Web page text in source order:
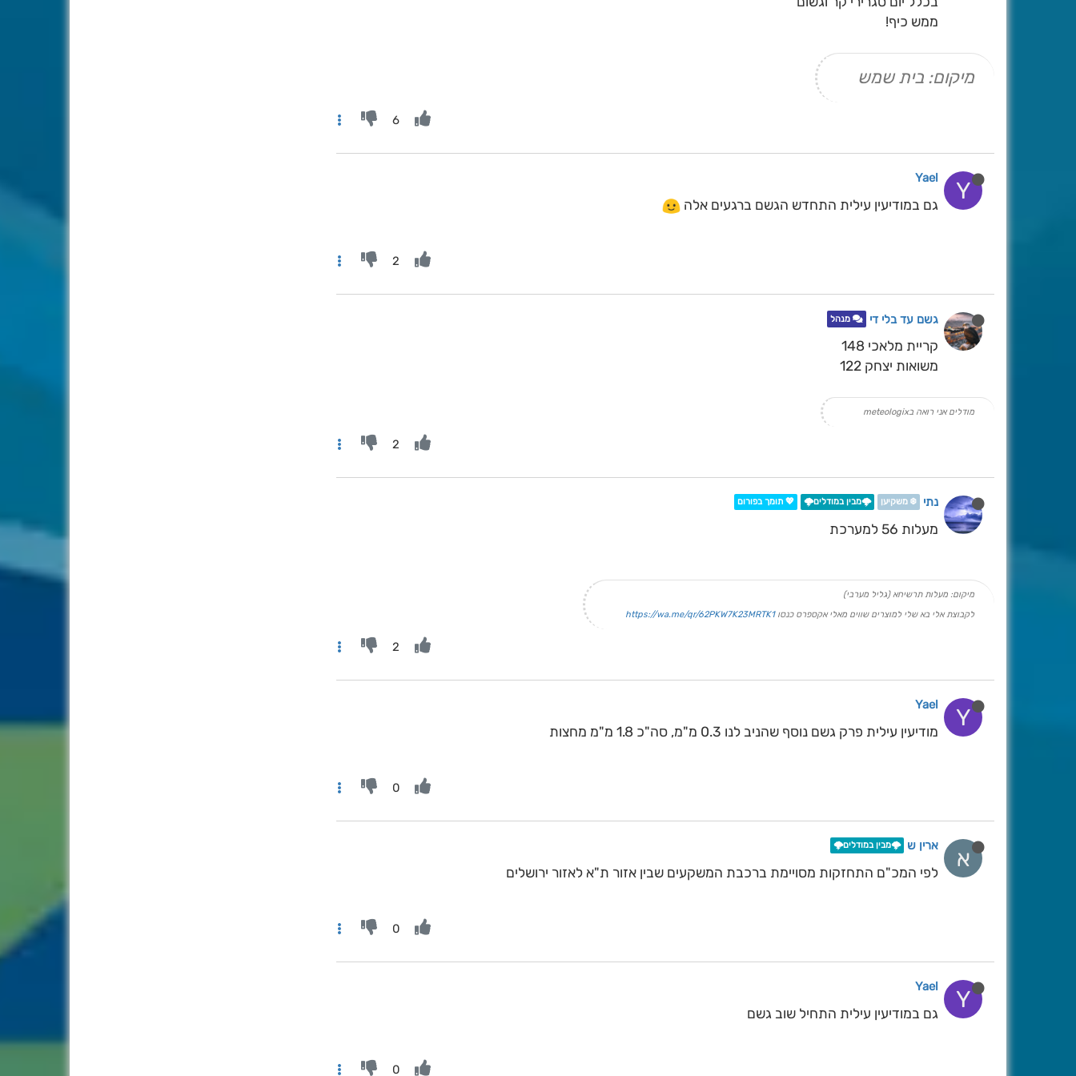
ממש כיף!
מיקום: בית שמש
6
Y
Yael
גם במודיעין עילית התחדש הגשם ברגעים אלה
2
גשם עד בלי די מנהל
קריית מלאכי 148
משואות יצחק 122
מודלים אני רואה בmeteologix
2
נתי ❄️ משקיען 🌩️מבין במודלים🌩️ 💖 תומך בפורום
מעלות 56 למערכת
מיקום: מעלות תרשיחא (גליל מערבי)
לקבוצת אלי בא שלי למוצרים שווים מאלי אקספרס כנסוhttps://wa.me/qr/62PKW7K23MRTK1
2
Y
Yael
מודיעין עילית פרק גשם נוסף שהניב לנו 0.3 מ"מ, סה"כ 1.8 מ"מ מחצות
0
א ארין ש 🌩️מבין במודלים🌩️
לפי המכ"ם התחזקות מסויימת ברכבת המשקעים שבין אזור ת"א לאזור ירושלים
0
Y
Yael
גם במודיעין עילית התחיל שוב גשם
0